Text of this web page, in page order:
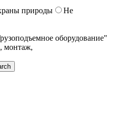
природы
Не
оборудование"
монтаж,